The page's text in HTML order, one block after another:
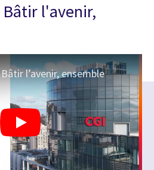
Bâtir l'avenir,
l’avenir, ensemble